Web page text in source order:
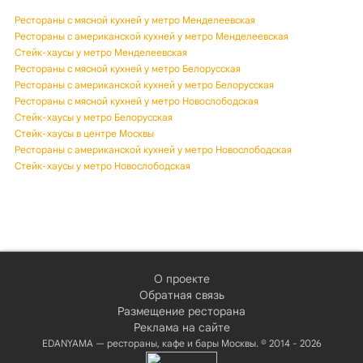
Рестораны с мясной кухней у метро Менделеевская
Рестораны с американской кухней у метро Менделеевская
Стейк-хаусы у метро Менделеевская
Рестораны с мясной кухней у метро Белорусская
Рестораны с американской кухней у метро Белорусская
Рестораны с мясной кухней у метро Новослободская
Стейк-хаусы у метро Белорусская
Стейк-хаусы в центре Москвы
Рестораны с американской кухней у метро Новослободская
Стейк-хаусы у метро Новослободская
О проекте
Обратная связь
Размещение ресторана
Реклама на сайте
EDANYAMA — рестораны, кафе и бары Москвы. © 2014 - 2026